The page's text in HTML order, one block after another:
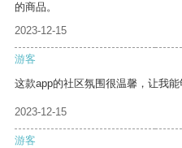
的商品。
2023-12-15
游客
这款app的社区氛围很温馨，让我能
2023-12-15
游客